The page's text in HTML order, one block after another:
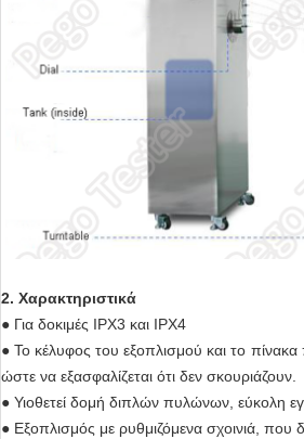
2. Χαρακτηριστικά
● Για δοκιμές IPX3 και IPX4
● Το κέλυφος του εξοπλισμού και το
ώστε να εξασφαλίζεται ότι δεν σκουριάζουν.
● Υιοθετεί δομή διπλών πυλώνων, εύκολη
● Εξοπλισμός με ρυθμιζόμενα σχοινιά, που